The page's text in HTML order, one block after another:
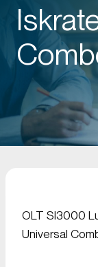
OLT SI3000
Universal